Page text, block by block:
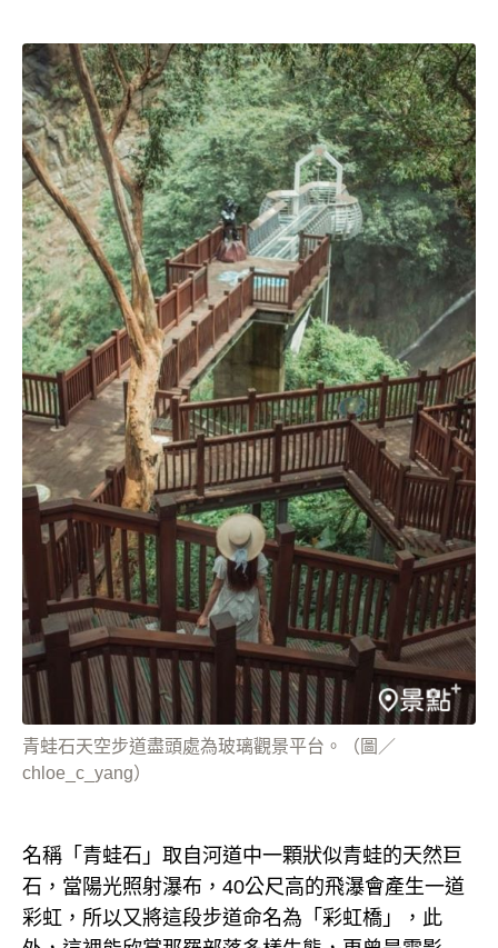
青蛙石天空步道盡頭處為玻璃觀景平台。（圖／
chloe_c_yang）
名稱「青蛙石」取自河道中一顆狀似青蛙的天然巨
石，當陽光照射瀑布，40公尺高的飛瀑會產生一道
彩虹，所以又將這段步道命名為「彩虹橋」，此